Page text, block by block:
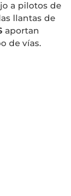
a pilotos de
llantas de
aportan
de vías.